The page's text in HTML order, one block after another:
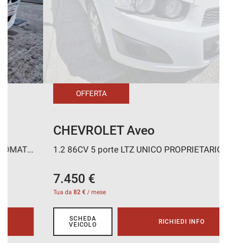
CONTATTI
AREA COMMERCIANTI
CHEVROLET Aveo
1.2 86CV 5 porte LTZ UNICO PROPRIETARIO
7.450 €
/ mese
RICHIEDI INFO